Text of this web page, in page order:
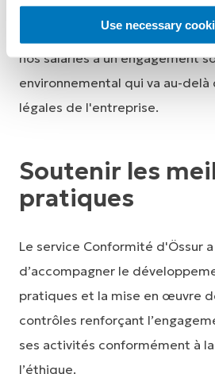
Use necessary
dans leurs activités
prises de décision. Les valeurs
nos salariés à un engagement
environnemental qui va au-
légales de l'entreprise.
Soutenir les
pratiques
Le service Conformité d'Össur
d’accompagner le
pratiques et la mise en œuvre
contrôles renforçant
ses activités conformément à
l’éthique.